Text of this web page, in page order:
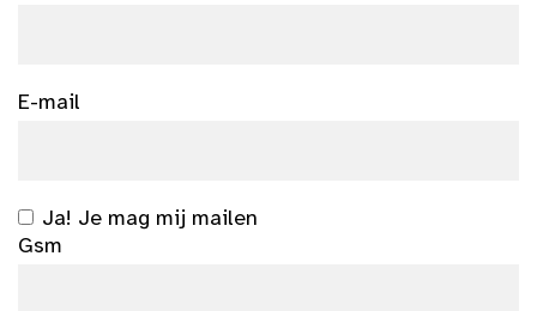
E-mail
Ja! Je mag mij mailen
Gsm